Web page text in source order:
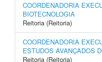
COORDENADORIA
BIOTECNOLOGIA
Reitoria (Reitoria)
COORDENADORIA
ESTUDOS AVANÇADOS
Reitoria (Reitoria)